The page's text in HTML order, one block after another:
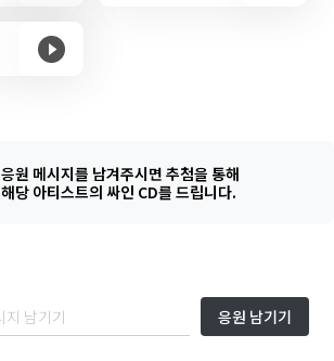
응원 메시지를 남겨주시면 추첨을 통해
해당 아티스트의 싸인 CD를 드립니다.
응원 남기기